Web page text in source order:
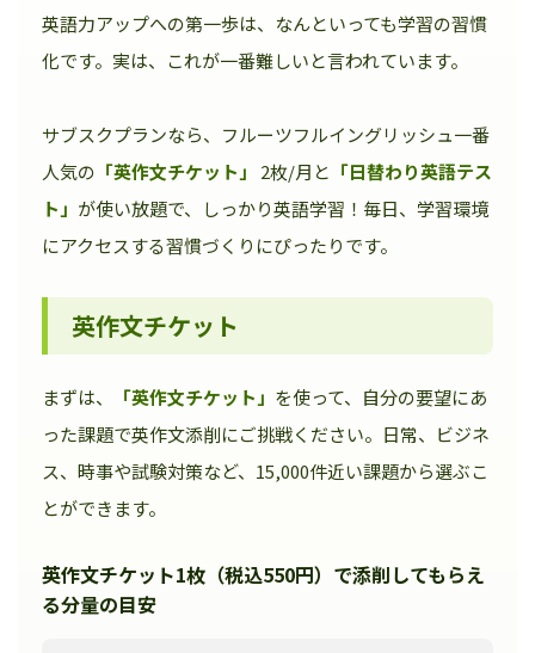
英語力アップへの第一歩は、なんといっても学習の習慣
化です。実は、これが一番難しいと言われています。
サブスクプランなら、フルーツフルイングリッシュ一番
人気の 「英作文チケット」 2枚/月と 「日替わり英語テス
ト」 が使い放題で、しっかり英語学習！毎日、学習環境
にアクセスする習慣づくりにぴったりです。
英作文チケット
まずは、 「英作文チケット」 を使って、自分の要望にあ
った課題で英作文添削にご挑戦ください。日常、ビジネ
ス、時事や試験対策など、15,000件近い課題から選ぶこ
とができます。
英作文チケット1枚（税込550円）で添削してもらえ
る分量の目安